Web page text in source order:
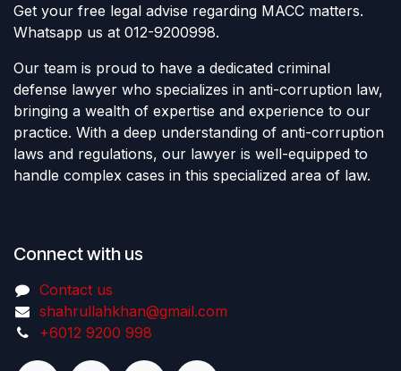
Get your free legal advise regarding MACC matters.
Whatsapp us at 012-9200998.
Our team is proud to have a dedicated criminal
defense lawyer who specializes in anti-corruption law,
bringing a wealth of expertise and experience to our
practice. With a deep understanding of anti-corruption
laws and regulations, our lawyer is well-equipped to
handle complex cases in this specialized area of law.
Connect with us
Contact us
shahrullahkhan@gmail.com
+6012 9200 998